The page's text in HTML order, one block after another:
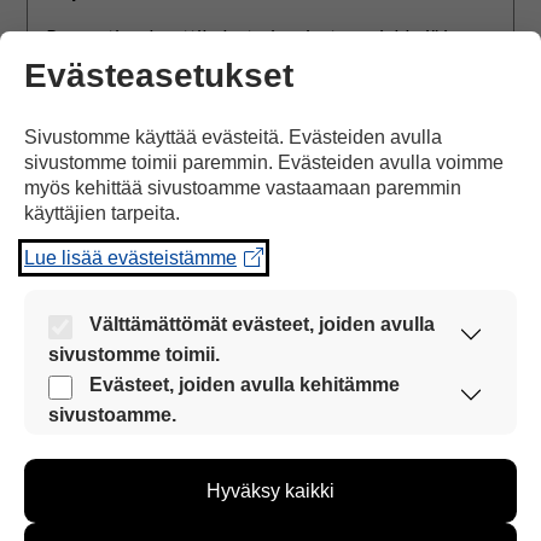
Papunetin adventtikalenterissa jaetaan vinkkejä ja
tekemistä joulun odotukseen. Tältä sivulta löydät
Lue lisää
Viittomakansio
tukiviittomisen
Evästeasetukset
Sivustomme käyttää evästeitä. Evästeiden avulla
sivustomme toimii paremmin. Evästeiden avulla voimme
myös kehittää sivustoamme vastaamaan paremmin
käyttäjien tarpeita.
Lue lisää evästeistämme
Välttämättömät evästeet, joiden avulla
sivustomme toimii.
Nämä evästeet ovat aina käytössä, jotta
sivustoamme voi käyttää sujuvasti ja turvallisesti.
Evästeet, joiden avulla kehitämme
sivustoamme.
kehittää sivustoamme vastaamaan paremmin
Hyväksy kaikki